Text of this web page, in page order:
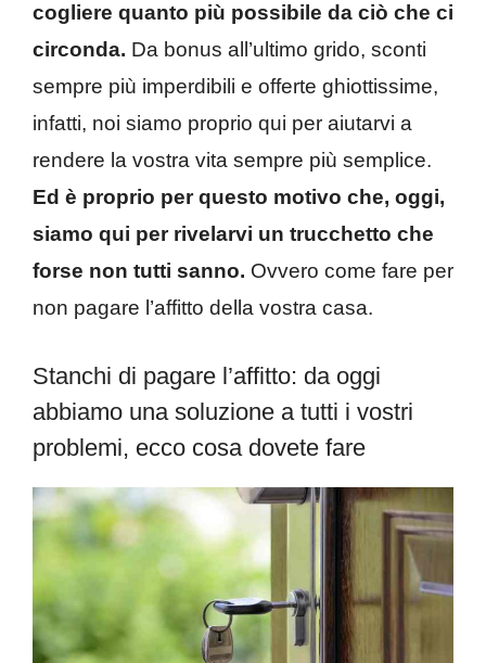
cogliere quanto più possibile da ciò che ci
circonda. Da bonus all’ultimo grido, sconti
sempre più imperdibili e offerte ghiottissime,
infatti, noi siamo proprio qui per aiutarvi a
rendere la vostra vita sempre più semplice.
Ed è proprio per questo motivo che, oggi,
siamo qui per rivelarvi un trucchetto che
forse non tutti sanno. Ovvero come fare per
non pagare l’affitto della vostra casa.
Stanchi di pagare l’affitto: da oggi
abbiamo una soluzione a tutti i vostri
problemi, ecco cosa dovete fare